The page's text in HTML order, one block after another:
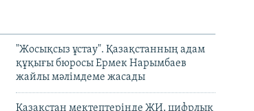
"Жосықсыз ұстау". Қазақстанның адам
құқығы бюросы Ермек Нарымбаев
жайлы мәлімдеме жасады
Қазақстан мектептерінде ЖИ, цифрлық